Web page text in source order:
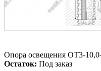
Опора освещения ОТ3-
Остаток: Под заказ